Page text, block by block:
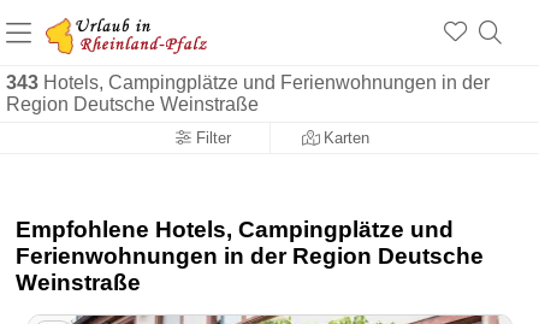
343 Hotels, Campingplätze und Ferienwohnungen in der
Region Deutsche Weinstraße
Filter Karten
+1.500 Unterkünfte in Rheinland-Pfalz
+1.000 Sehenswürdigkeiten
Über 25 Jahre online
Empfohlene Hotels, Campingplätze und
Ferienwohnungen in der Region Deutsche
Weinstraße